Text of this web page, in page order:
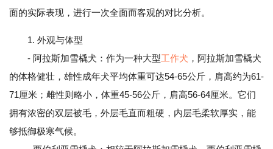
面的实际表现，进行一次全面而客观的对比分析。
1. 外观与体型
- 阿拉斯加雪橇犬：作为一种大型工作犬 ，阿拉斯加雪橇犬
的体格健壮，雄性成年犬平均体重可达54-65公斤，肩高约为61-
71厘米；雌性则略小，体重45-56公斤，肩高56-64厘米。它们
拥有浓密的双层被毛，外层毛直而粗硬，内层毛柔软厚实，能
够抵御极寒气候。